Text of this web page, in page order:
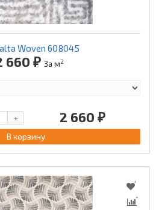
Woven 608045
660 ₽ За м2
2 660 ₽
+
В корзину